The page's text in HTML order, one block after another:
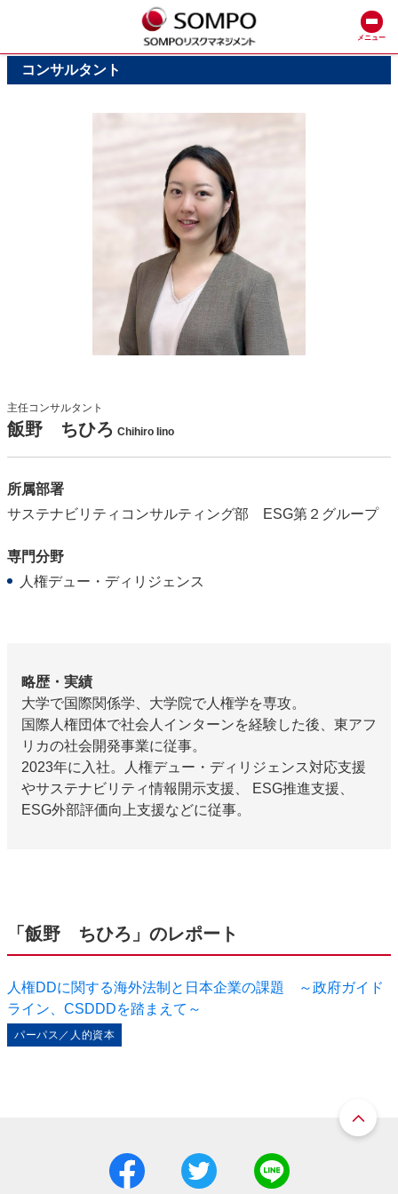
メニュー
コンサルタント
主任コンサルタント
飯野 ちひろ Chihiro Iino
所属部署
サステナビリティコンサルティング部 ESG第２グループ
専門分野
人権デュー・ディリジェンス
略歴・実績
大学で国際関係学、大学院で人権学を専攻。
国際人権団体で社会人インターンを経験した後、東アフ
リカの社会開発事業に従事。
2023年に入社。人権デュー・ディリジェンス対応支援
やサステナビリティ情報開示支援、 ESG推進支援、
ESG外部評価向上支援などに従事。
「飯野 ちひろ」のレポート
人権DDに関する海外法制と日本企業の課題 ～政府ガイド
ライン、CSDDDを踏まえて～
パーパス／人的資本